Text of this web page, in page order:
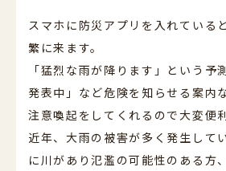
スマホに防災アプリを入れている
繁に来ます。
「猛烈な雨が降ります」という予
発表中」など危険を知らせる案内
注意喚起をしてくれるので大変便
近年、大雨の被害が多く発生して
に川があり氾濫の可能性のある方、